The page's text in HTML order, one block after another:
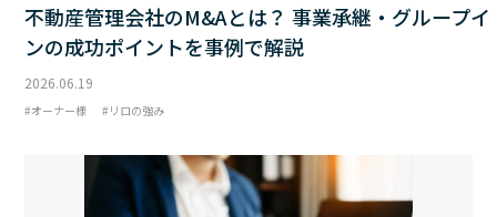
不動産管理会社のM&Aとは？ 事業承継・グループイ
ンの成功ポイントを事例で解説
2026.06.19
オーナー様 リロの強み